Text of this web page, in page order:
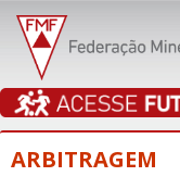
ARBITRAGEM